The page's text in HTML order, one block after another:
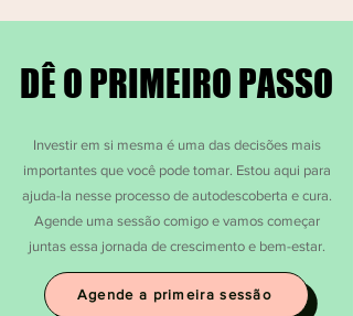
DÊ O PRIMEIRO PASSO
DÊ O PRIMEIRO PASSO
Investir em si mesma é uma das decisões mais
importantes que você pode tomar. Estou aqui para
ajuda-la nesse processo de autodescoberta e cura.
Agende uma sessão comigo e vamos começar
juntas essa jornada de crescimento e bem-estar.
Agende a primeira sessão